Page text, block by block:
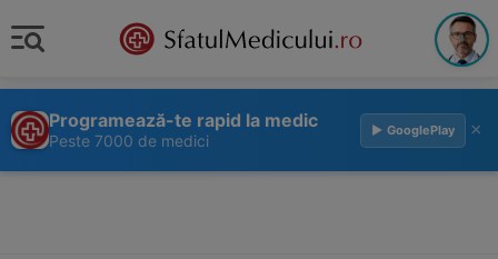
Programează-te rapid la medic
Peste 7000 de medici
▶ GooglePlay ×